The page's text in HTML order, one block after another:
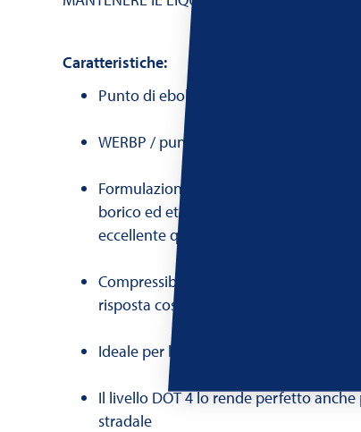
Caratteristiche:
Punto di ebollizione massimo: 342 °C
WERBP / punto di ebollizione a umido:
Formulazione di alto livello basata su
borico ed eteri glicolici con un
eccellente qualità
Compressibilità estremamente ridotta,
risposta costante
Ideale per l’uso racing, anche nelle
Il livello DOT 4 lo rende perfetto anche
stradale